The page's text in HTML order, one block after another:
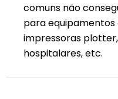
comuns não
para
impressoras
hospitalares, etc.